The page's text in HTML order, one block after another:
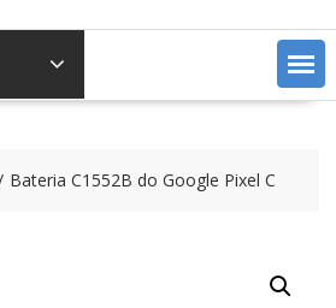
Bateria C1552B do Google Pixel C